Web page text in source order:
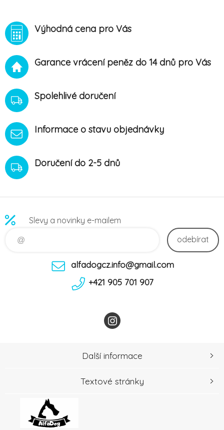
Výhodná cena pro Vás
Garance vrácení peněz do 14 dnů pro Vás
Spolehlivé doručení
Informace o stavu objednávky
Doručení do 2-5 dnů
Slevy a novinky e-mailem
odebírat
alfadogcz.info@gmail.com
+421 905 701 907
Další informace
Textové stránky